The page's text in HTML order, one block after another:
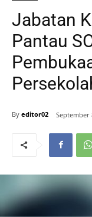
Jabatan
Pantau
By editor02 September